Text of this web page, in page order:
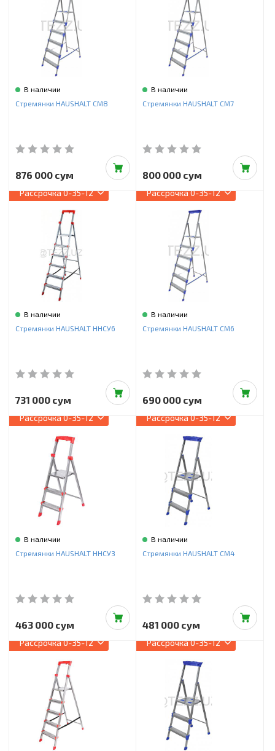
Инструменты и техника
Товары для дома
Красота и здоровье
Фильтры для воды
В наличии
Стремянки HAUSHALT СМ8
876 000 сум
В наличии
Стремянки HAUSHALT СМ7
800 000 сум
Рассрочка0-35-12
В наличии
Стремянки HAUSHALT ННСУ6
731 000 сум
Рассрочка0-35-12
В наличии
Стремянки HAUSHALT СМ6
690 000 сум
Рассрочка0-35-12
В наличии
Стремянки HAUSHALT ННСУ3
463 000 сум
Рассрочка0-35-12
В наличии
Стремянки HAUSHALT СМ4
481 000 сум
Рассрочка0-35-12 Рассрочка0-35-12